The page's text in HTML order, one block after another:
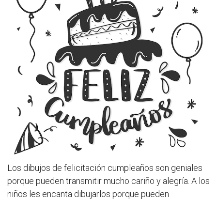
Los dibujos de felicitación cumpleaños son geniales
porque pueden transmitir mucho cariño y alegría. A los
niños les encanta dibujarlos porque pueden